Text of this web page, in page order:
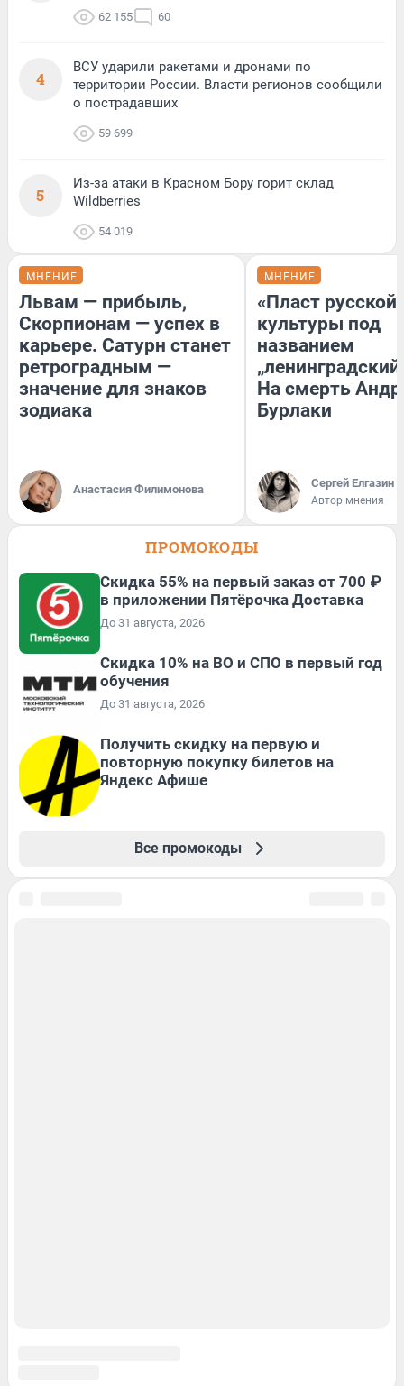
62 155 60
4
ВСУ ударили ракетами и дронами по
территории России. Власти регионов сообщили
о пострадавших
59 699
5
Из-за атаки в Красном Бору горит склад
Wildberries
54 019
МНЕНИЕ
Львам — прибыль,
Скорпионам — успех в
карьере. Сатурн станет
ретроградным —
значение для знаков
зодиака
Анастасия Филимонова
МНЕНИЕ
«Пласт русской
культуры под
названием
На смерть
Бурлаки
Сергей Елгазин
Автор мнения
ПРОМОКОДЫ
Скидка 55% на первый заказ от 700 ₽
в приложении Пятёрочка Доставка
До 31 августа, 2026
Скидка 10% на ВО и СПО в первый год
обучения
До 31 августа, 2026
Получить скидку на первую и
повторную покупку билетов на
Яндекс Афише
Все промокоды